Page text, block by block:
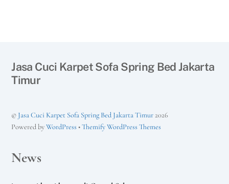
Jasa Cuci Karpet Sofa Spring Bed Jakarta
Timur
© Jasa Cuci Karpet Sofa Spring Bed Jakarta Timur2026
Powered byWordPress •Themify WordPress Themes
News